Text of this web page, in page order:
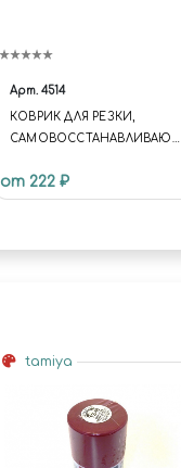
Арт. 4514
КОВРИК ДЛЯ РЕЗКИ,
САМОВОССТАНАВЛИВАЮЩ
JAS 4514
от 222 ₽
tamiya